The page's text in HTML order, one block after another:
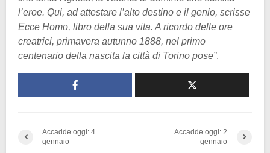
l’eroe. Qui, ad attestare l’alto destino e il genio, scrisse
Ecce Homo, libro della sua vita. A ricordo delle ore
creatrici, primavera autunno 1888, nel primo
centenario della nascita la città di Torino pose”.
Accadde oggi: 4
gennaio
Accadde oggi: 2
gennaio